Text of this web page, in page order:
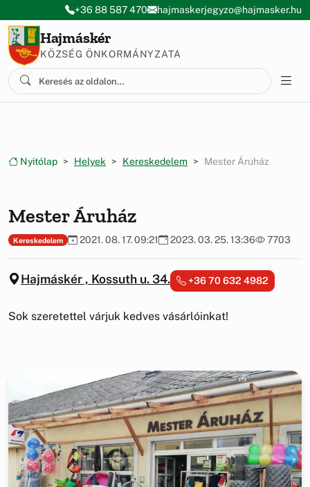
Ugrás a menüre
Ugrás a tartalomra
+36 88 587 470 hajmaskerjegyzo@hajmasker.hu
Hajmáskér
KÖZSÉG ÖNKORMÁNYZATA
Nyitólap Helyek Kereskedelem Mester Áruház
Mester Áruház
Kereskedelem 2021. 08. 17. 09:21 2023. 03. 25. 13:36 7703
Hajmáskér , Kossuth u. 34. +36 70 632 4982
Sok szeretettel várjuk kedves vásárlóinkat!